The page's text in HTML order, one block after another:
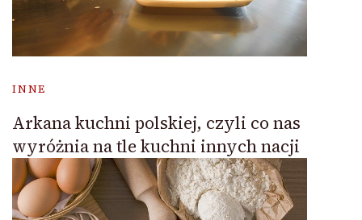
INNE
Arkana kuchni polskiej, czyli co nas
wyróżnia na tle kuchni innych nacji